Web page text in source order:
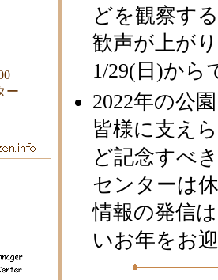
ー
どを観察す
歓声が上が
1/29(日)から
2022年の公
皆様に支え
ど記念すべ
センターは
情報の発信
いお年をお